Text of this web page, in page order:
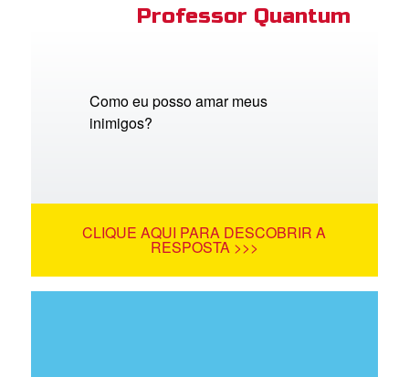
Professor Quantum
Como eu posso amar meus
inimigos?
CLIQUE AQUI PARA DESCOBRIR A
RESPOSTA >>>